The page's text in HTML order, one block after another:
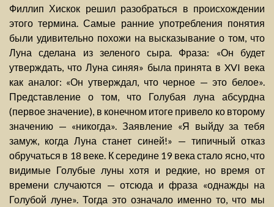
Филлип Хискок решил разобраться в происхождении
этого термина. Самые ранние употребления понятия
были удивительно похожи на высказывание о том, что
Луна сделана из зеленого сыра. Фраза: «Он будет
утверждать, что Луна синяя» была принята в XVI века
как аналог: «Он утверждал, что черное — это белое».
Представление о том, что Голубая луна абсурдна
(первое значение), в конечном итоге привело ко второму
значению — «никогда». Заявление «Я выйду за тебя
замуж, когда Луна станет синей!» — типичный отказ
обручаться в 18 веке. К середине 19 века стало ясно, что
видимые Голубые луны хотя и редкие, но время от
времени случаются — отсюда и фраза «однажды на
Голубой луне». Тогда это означало именно то, что мы